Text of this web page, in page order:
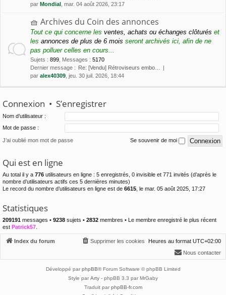
par Mondial , mar. 04 août 2026, 23:17
🧺 Archives du Coin des annonces
Tout ce qui concerne les ventes, achats ou échanges clôturés et
les annonces de plus de 6 mois seront archivés ici, afin de ne
pas polluer celles en cours...
Sujets : 899 Messages : 5170
Dernier message : Re: [Vendu] Rétroviseurs embo…
par alex40309 , jeu. 30 juil. 2026, 18:44
Connexion • S’enregistrer
Nom d’utilisateur :
Mot de passe :
J’ai oublié mon mot de passe Se souvenir de moi
Qui est en ligne
Au total il y a 776 utilisateurs en ligne : 5 enregistrés, 0 invisible et 771 invités (d’après le
nombre d’utilisateurs actifs ces 5 dernières minutes)
Le record du nombre d’utilisateurs en ligne est de 6615 , le mar. 05 août 2025, 17:27
Statistiques
209191 messages • 9238 sujets • 2832 membres • Le membre enregistré le plus récent
est Patrick57
Index du forum Heures au format UTC+02:00
Supprimer les cookies
Nous contacter
Développé par phpBB® Forum Software © phpBB Limited
Style par Arty - phpBB 3.3 par MrGaby
Traduit par phpBB-fr.com